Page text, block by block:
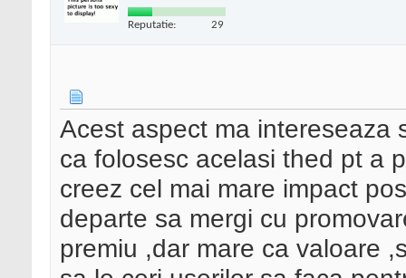
Reputatie: 29
Acest aspect ma intereseaza
ca folosesc acelasi thed pt a
creez cel mai mare impact
departe sa mergi cu
premiu ,dar mare ca valoare